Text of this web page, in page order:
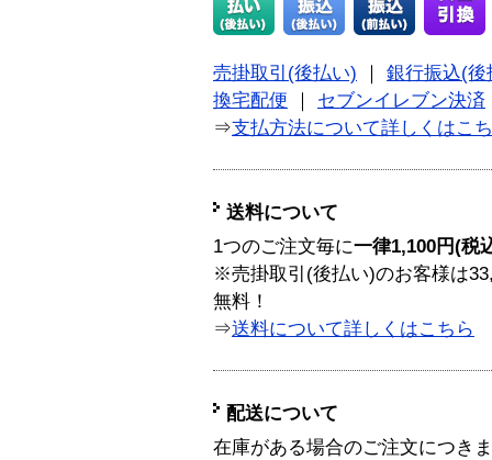
売掛取引(後払い)
銀行振込(後
換宅配便
セブンイレブン決済
⇒支払方法について詳しくはこ
送料について
1つのご注文毎に一律1,100円(税
※売掛取引(後払い)のお客様は
無料！
⇒送料について詳しくはこちら
配送について
在庫がある場合のご注文につき